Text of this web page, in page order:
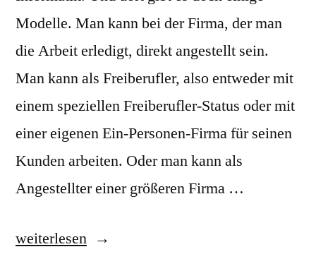
Modelle. Man kann bei der Firma, der man
die Arbeit erledigt, direkt angestellt sein.
Man kann als Freiberufler, also entweder mit
einem speziellen Freiberufler-Status oder mit
einer eigenen Ein-Personen-Firma für seinen
Kunden arbeiten. Oder man kann als
Angestellter einer größeren Firma …
„Zukunft
weiterlesen